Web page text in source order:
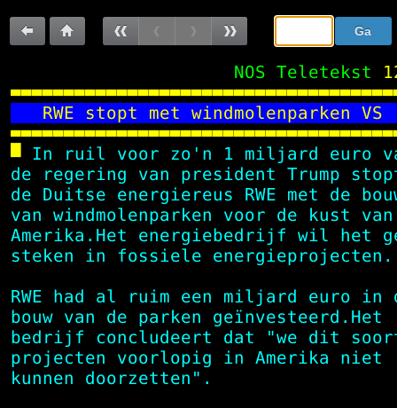
Sla
de
naar
vorige
pagina
naar
100
paginasubpaginasubpagina
pagina
Ga
naar:
NOS Teletekst
RWE stopt met windmolenparken
 In ruil voor zo'n 1 miljard euro
de regering van president Trump
de Duitse energiereus RWE met de
van windmolenparken voor de kust
Amerika.Het energiebedrijf wil het
steken in fossiele
RWE had al ruim een miljard euro in
bouw van de parken
bedrijf concludeert dat "we dit
projecten voorlopig in Amerika
kunnen